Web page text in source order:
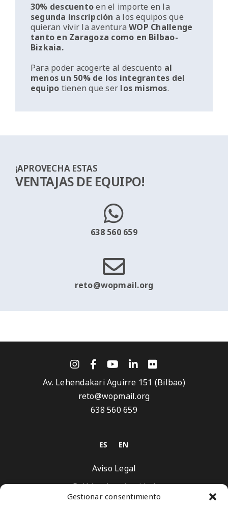
Gestionar consentimiento
30% descuentoen el importe en la
segunda inscripción a los equipos que
quieran vivir la aventuraWOP Challenge
tanto en Zaragoza como en Bilbao-
Bizkaia.
Para poder acogerte al descuento al
menos un 50% de los integrantes del
equipo tienen que ser los mismos.
¡APROVECHA ESTAS
VENTAJAS DE EQUIPO!
638 560 659
reto@wopmail.org
Av. Lehendakari Aguirre 151 (Bilbao)
reto@wopmail.org
638 560 659
Aviso Legal
Política de privacidad